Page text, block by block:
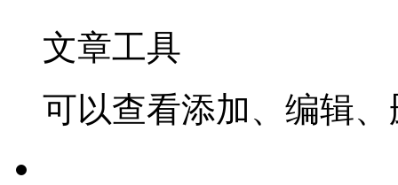
文章工具
可以查看添加、编辑